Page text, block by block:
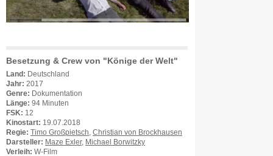
Besetzung & Crew von "Könige der Welt"
Land: Deutschland
Jahr: 2017
Genre: Dokumentation
Länge: 94 Minuten
FSK: 12
Kinostart: 19.07.2018
Regie: Timo Großpietsch Christian von Brockhausen
Darsteller: Maze Exler, Michael Borwitzky
Verleih: W-Film